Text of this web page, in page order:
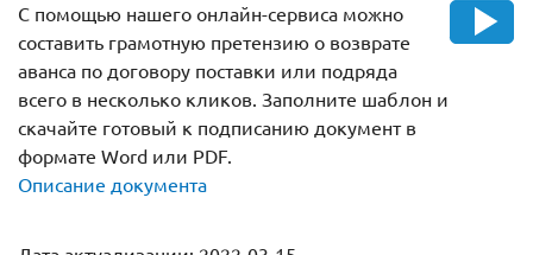
С помощью нашего онлайн-сервиса можно
составить грамотную претензию о возврате
аванса по договору поставки или подряда
всего в несколько кликов. Заполните шаблон и
скачайте готовый к подписанию документ в
формате Word или PDF.
Описание документа